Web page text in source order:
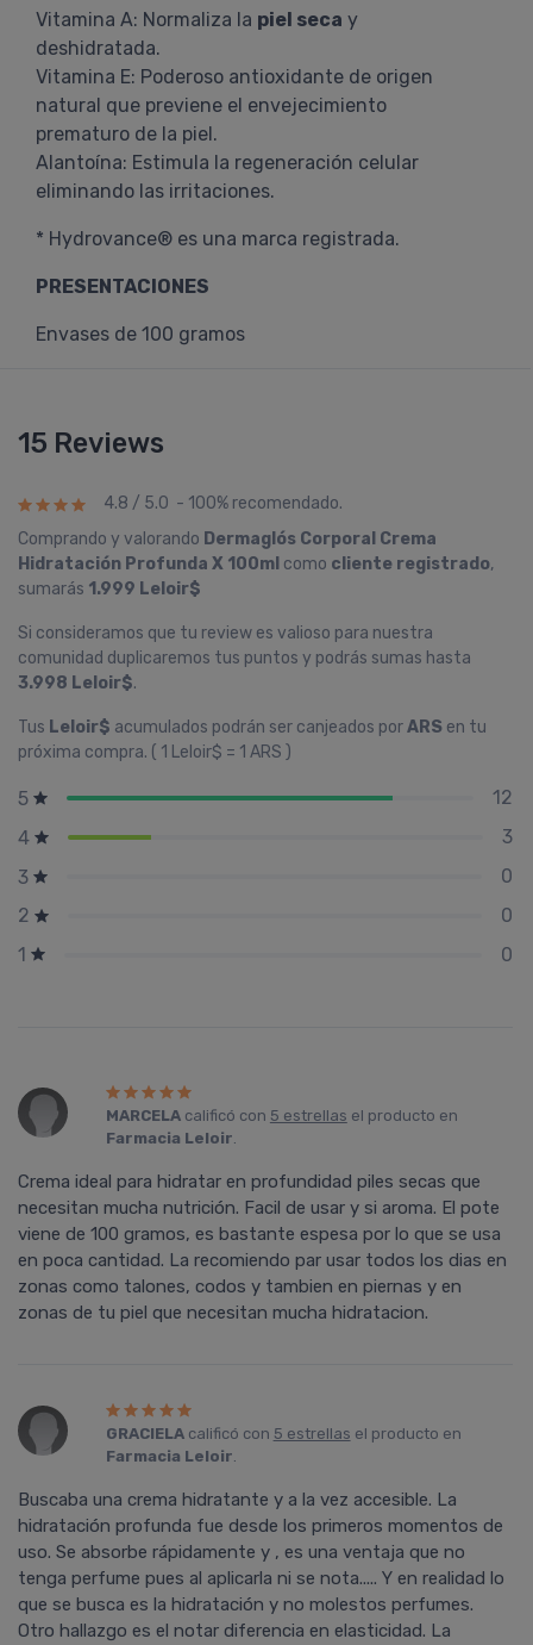
Vitamina A: Normaliza la piel seca y
deshidratada.
Vitamina E: Poderoso antioxidante de origen
natural que previene el envejecimiento
prematuro de la piel.
Alantoína: Estimula la regeneración celular
eliminando las irritaciones.
* Hydrovance® es una marca registrada.
PRESENTACIONES
Envases de 100 gramos
15 Reviews
4.8 / 5.0 - 100% recomendado.
Comprando y valorando Dermaglós Corporal Crema
Hidratación Profunda X 100ml como cliente registrado,
sumarás 1.999 Leloir$
Si consideramos que tu review es valioso para nuestra
comunidad duplicaremos tus puntos y podrás sumas hasta
3.998 Leloir$.
Tus Leloir$ acumulados podrán ser canjeados porARS en tu
próxima compra. ( 1 Leloir$ = 1 ARS )
5
12
4
3
3
0
2
0
1
0
MARCELAcalificó con 5 estrellas el producto en
Farmacia Leloir.
Crema ideal para hidratar en profundidad piles secas que
necesitan mucha nutrición. Facil de usar y si aroma. El pote
viene de 100 gramos, es bastante espesa por lo que se usa
en poca cantidad. La recomiendo par usar todos los dias en
zonas como talones, codos y tambien en piernas y en
zonas de tu piel que necesitan mucha hidratacion.
GRACIELAcalificó con 5 estrellas el producto en
Farmacia Leloir.
Buscaba una crema hidratante y a la vez accesible. La
hidratación profunda fue desde los primeros momentos de
uso. Se absorbe rápidamente y , es una ventaja que no
tenga perfume pues al aplicarla ni se nota..... Y en realidad lo
que se busca es la hidratación y no molestos perfumes.
Otro hallazgo es el notar diferencia en elasticidad. La